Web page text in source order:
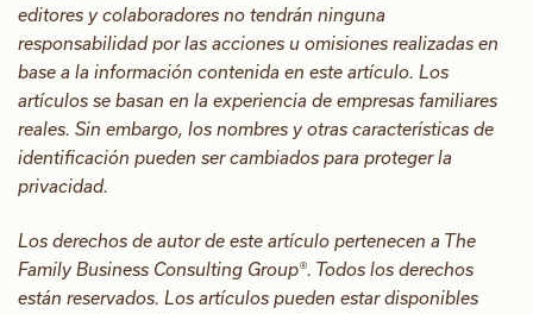
editores y colaboradores no tendrán ninguna
responsabilidad por las acciones u omisiones realizadas en
base a la información contenida en este artículo. Los
artículos se basan en la experiencia de empresas familiares
reales. Sin embargo, los nombres y otras características de
identificación pueden ser cambiados para proteger la
privacidad.
Los derechos de autor de este artículo pertenecen a The
Family Business Consulting Group®. Todos los derechos
están reservados. Los artículos pueden estar disponibles